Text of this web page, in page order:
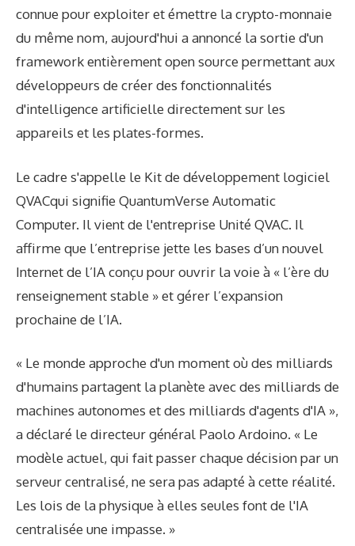
connue pour exploiter et émettre la crypto-monnaie
du même nom, aujourd'hui a annoncé la sortie d'un
framework entièrement open source permettant aux
développeurs de créer des fonctionnalités
d'intelligence artificielle directement sur les
appareils et les plates-formes.
Le cadre s'appelle le Kit de développement logiciel
QVACqui signifie QuantumVerse Automatic
Computer. Il vient de l'entreprise Unité QVAC. Il
affirme que l’entreprise jette les bases d’un nouvel
Internet de l’IA conçu pour ouvrir la voie à « l’ère du
renseignement stable » et gérer l’expansion
prochaine de l’IA.
« Le monde approche d'un moment où des milliards
d'humains partagent la planète avec des milliards de
machines autonomes et des milliards d'agents d'IA »,
a déclaré le directeur général Paolo Ardoino. « Le
modèle actuel, qui fait passer chaque décision par un
serveur centralisé, ne sera pas adapté à cette réalité.
Les lois de la physique à elles seules font de l'IA
centralisée une impasse. »